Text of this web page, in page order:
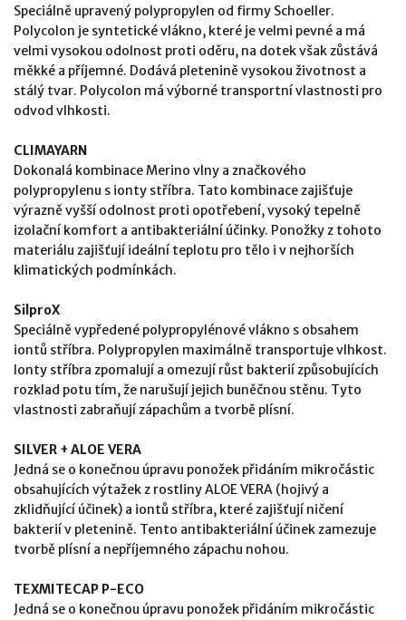
Speciálně upravený polypropylen od firmy Schoeller.
Polycolon je syntetické vlákno, které je velmi pevné a má
velmi vysokou odolnost proti oděru, na dotek však zůstává
měkké a příjemné. Dodává pletenině vysokou životnost a
stálý tvar. Polycolon má výborné transportní vlastnosti pro
odvod vlhkosti.
CLIMAYARN
Dokonalá kombinace Merino vlny a značkového
polypropylenu s ionty stříbra. Tato kombinace zajišťuje
výrazně vyšší odolnost proti opotřebení, vysoký tepelně
izolační komfort a antibakteriální účinky. Ponožky z tohoto
materiálu zajišťují ideální teplotu pro tělo i v nejhorších
klimatických podmínkách.
SilproX
Speciálně vypředené polypropylénové vlákno s obsahem
iontů stříbra. Polypropylen maximálně transportuje vlhkost.
Ionty stříbra zpomalují a omezují růst bakterií způsobujících
rozklad potu tím, že narušují jejich buněčnou stěnu. Tyto
vlastnosti zabraňují zápachům a tvorbě plísní.
SILVER + ALOE VERA
Jedná se o konečnou úpravu ponožek přidáním mikročástic
obsahujících výtažek z rostliny ALOE VERA (hojivý a
zklidňující účinek) a iontů stříbra, které zajišťují ničení
bakterií v pletenině. Tento antibakteriální účinek zamezuje
tvorbě plísní a nepříjemného zápachu nohou.
TEXMITECAP P-ECO
Jedná se o konečnou úpravu ponožek přidáním mikročástic